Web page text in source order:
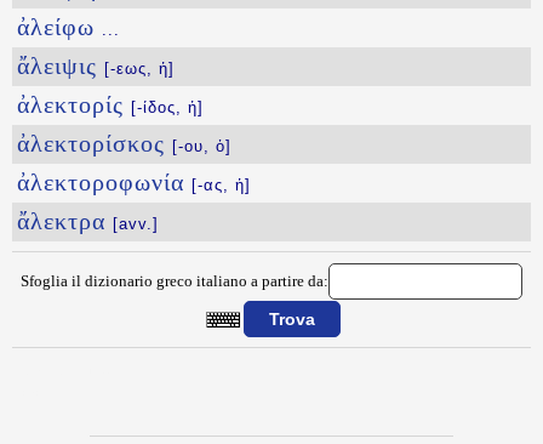
ἀλείφω ...
ἄλειψις [-εως, ἡ]
ἀλεκτορίς [-ίδος, ἡ]
ἀλεκτορίσκος [-ου, ὁ]
ἀλεκτοροφωνία [-ας, ἡ]
ἄλεκτρα [avv.]
Sfoglia il dizionario greco italiano a partire da: